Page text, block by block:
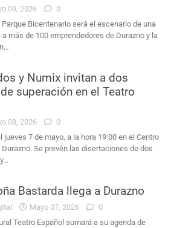
09, 2026
0
Bicentenario será el escenario de una
más de 100 emprendedores de Durazno y la
y Numix invitan a dos
superación en el Teatro
08, 2026
0
jueves 7 de mayo, a la hora 19:00 en el Centro
Se prevén las disertaciones de dos
Bastarda llega a Durazno
Mayo 07, 2026
0
Teatro Español sumará a su agenda de